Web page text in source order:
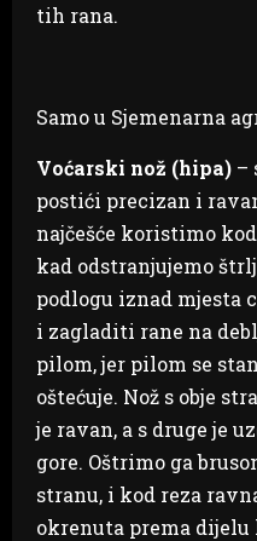
tih rana.
Samo u Sjemenarna
Voćarski nož (hipa) –
postići precizan i
najčešće koristimo
kad odstranjujemo
podlogu iznad mjesta
i zagladiti rane na
pilom, jer pilom se
oštećuje. Nož s obje
je ravan, a s druge je
gore. Oštrimo ga
stranu, i kod reza
okrenuta prema dijelu